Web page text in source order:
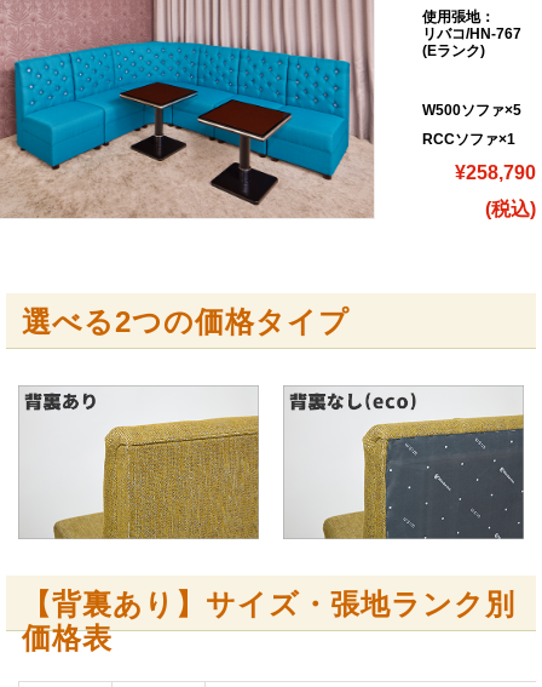
使用張地：
リバコ/HN-767
(Eランク)
W500ソファ×5
RCCソファ×1
¥258,790
(税込)
選べる2つの価格タイプ
【背裏あり】サイズ・張地ランク別
価格表